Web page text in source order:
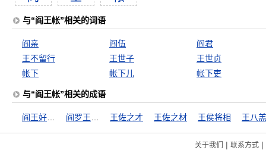
与“阎王帐”相关的词语
阎亲 阎伍
阎君
王不留行
王世子
王世贞
帐下
帐下儿 帐下吏
与“阎王帐”相关的成语
王佐之才 王佐之材 王侯将相 王八
关于我们 | 联系方式|